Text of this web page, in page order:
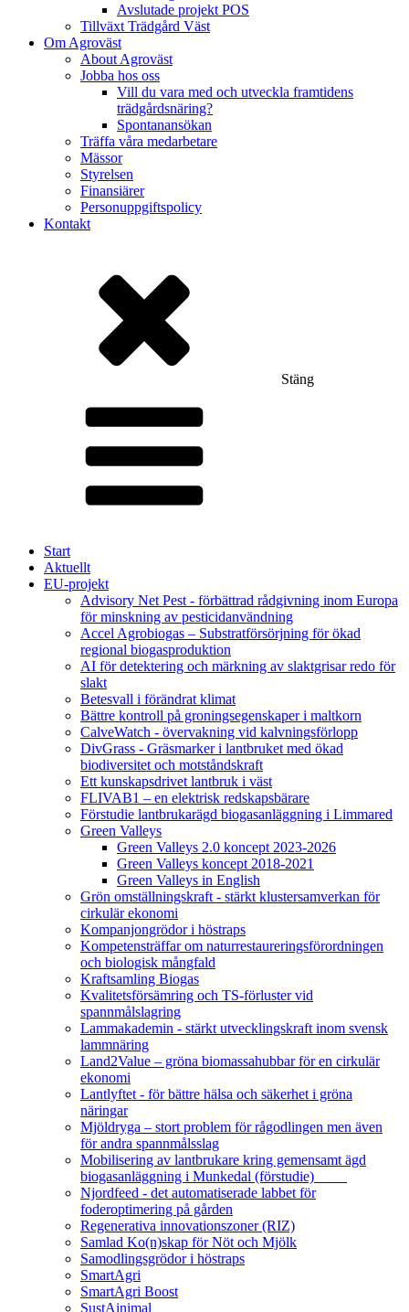
Avslutade projekt POS
Tillväxt Trädgård Väst
Om Agroväst
About Agroväst
Jobba hos oss
Vill du vara med och utveckla framtidens
trädgårdsnäring?
Spontanansökan
Träffa våra medarbetare
Mässor
Styrelsen
Finansiärer
Personuppgiftspolicy
Kontakt
Stäng
Start
Aktuellt
EU-projekt
Advisory Net Pest - förbättrad rådgivning inom Europa
för minskning av pesticidanvändning
Accel Agrobiogas – Substratförsörjning för ökad
regional biogasproduktion
AI för detektering och märkning av slaktgrisar redo för
slakt
Betesvall i förändrat klimat
Bättre kontroll på groningsegenskaper i maltkorn
CalveWatch - övervakning vid kalvningsförlopp
DivGrass - Gräsmarker i lantbruket med ökad
biodiversitet och motståndskraft
Ett kunskapsdrivet lantbruk i väst
FLIVAB1 – en elektrisk redskapsbärare
Förstudie lantbrukarägd biogasanläggning i Limmared
Green Valleys
Green Valleys 2.0 koncept 2023-2026
Green Valleys koncept 2018-2021
Green Valleys in English
Grön omställningskraft - stärkt klustersamverkan för
cirkulär ekonomi
Kompanjongrödor i höstraps
Kompetensträffar om naturrestaureringsförordningen
och biologisk mångfald
Kraftsamling Biogas
Kvalitetsförsämring och TS-förluster vid
spannmålslagring
Lammakademin - stärkt utvecklingskraft inom svensk
lammnäring
Land2Value – gröna biomassahubbar för en cirkulär
ekonomi
Lantlyftet - för bättre hälsa och säkerhet i gröna
näringar
Mjöldryga – stort problem för rågodlingen men även
för andra spannmålsslag
Mobilisering av lantbrukare kring gemensamt ägd
biogasanläggning i Munkedal (förstudie)
Njordfeed - det automatiserade labbet för
foderoptimering på gården
Regenerativa innovationszoner (RIZ)
Samlad Ko(n)skap för Nöt och Mjölk
Samodlingsgrödor i höstraps
SmartAgri
SmartAgri Boost
SustAinimal